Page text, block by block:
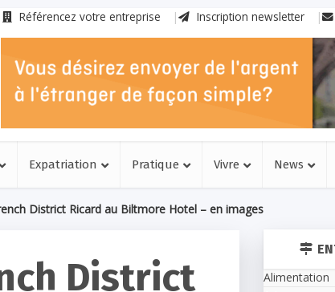
Référencez votre entreprise Inscription newsletter
Expatriation Pratique Vivre News
District Ricard au Biltmore Hotel – en images
District
Alimentation